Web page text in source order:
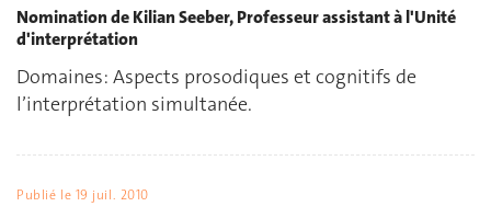
Nomination de Kilian Seeber, Professeur assistant à l'Unité
d'interprétation
Domaines: Aspects prosodiques et cognitifs de
l’interprétation simultanée.
Publié le 19 juil. 2010